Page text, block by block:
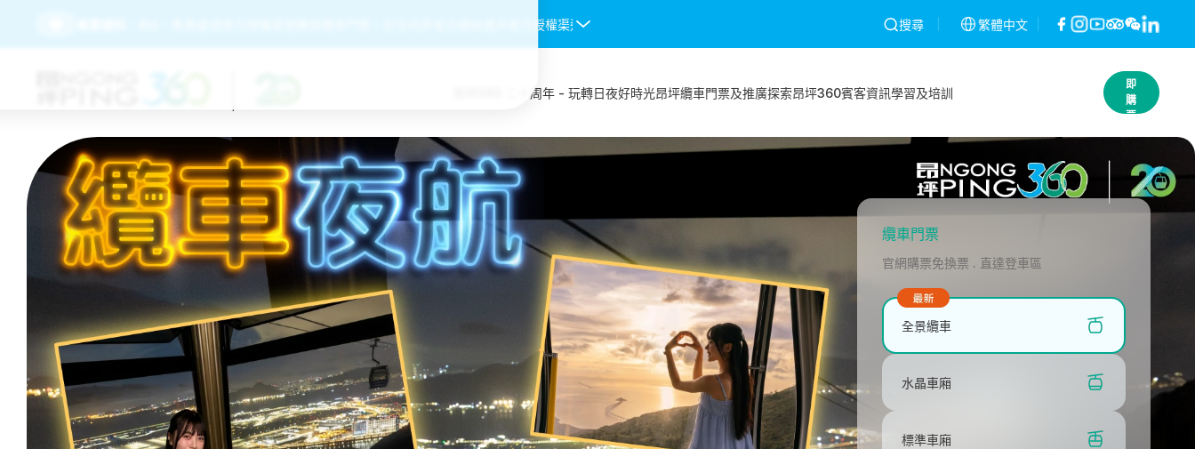
由昂坪360官方網站、售票處或官方授權渠道購買纜車門票。於任何非官方網站或非官方授權渠道購入的纜車門票均不會被接受，一經發現將予以作廢，不作退款。條款及細則昂坪360就2026年2月26日網絡攻擊事
搜尋 繁體中文
昂坪360 二十周年 - 玩轉日夜好時光昂坪纜車門票及推廣探索昂坪360賓客資訊學習及培訓
立
即
購
票
纜車門票
官網購票免換票 . 直達登車區
全景纜車
水晶車廂
標準車廂